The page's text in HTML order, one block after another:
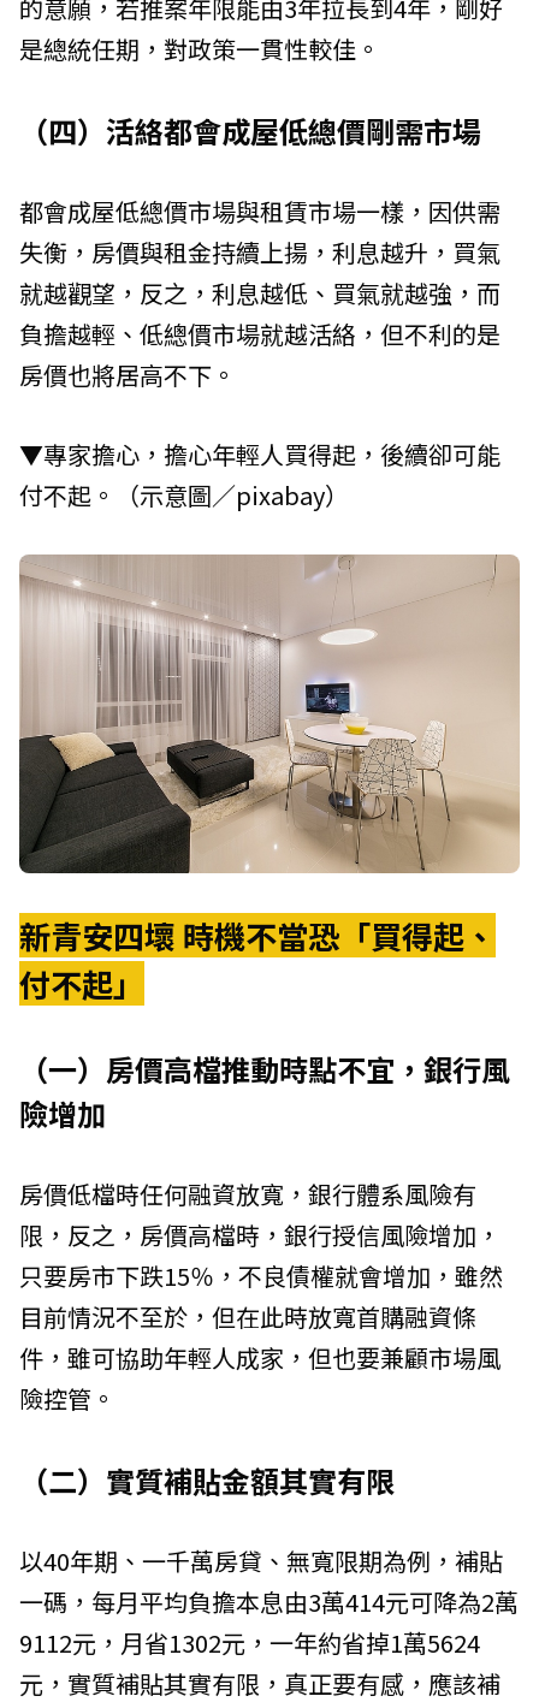
的意願，若推案年限能由3年拉長到4年，剛好
是總統任期，對政策一貫性較佳。
（四）活絡都會成屋低總價剛需市場
都會成屋低總價市場與租賃市場一樣，因供需
失衡，房價與租金持續上揚，利息越升，買氣
就越觀望，反之，利息越低、買氣就越強，而
負擔越輕、低總價市場就越活絡，但不利的是
房價也將居高不下。
▼專家擔心，擔心年輕人買得起，後續卻可能
付不起。（示意圖／pixabay）
新青安四壞 時機不當恐「買得起、
付不起」
（一）房價高檔推動時點不宜，銀行風
險增加
房價低檔時任何融資放寬，銀行體系風險有
限，反之，房價高檔時，銀行授信風險增加，
只要房市下跌15％，不良債權就會增加，雖然
目前情況不至於，但在此時放寬首購融資條
件，雖可協助年輕人成家，但也要兼顧市場風
險控管。
（二）實質補貼金額其實有限
以40年期、一千萬房貸、無寬限期為例，補貼
一碼，每月平均負擔本息由3萬414元可降為2萬
9112元，月省1302元，一年約省掉1萬5624
元，實質補貼其實有限，真正要有感，應該補